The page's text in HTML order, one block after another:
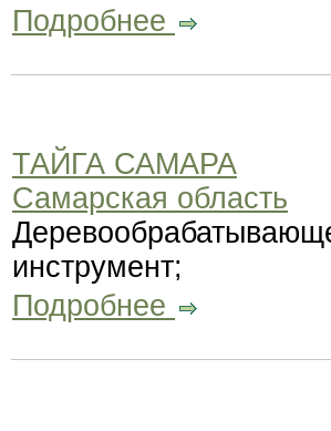
Подробнее
ТАЙГА САМАРА
Самарская область
инструмент;
Подробнее